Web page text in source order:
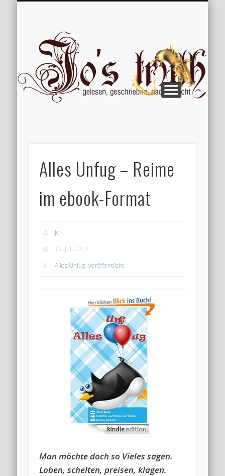
Alles Unfug – Reime
im ebook-Format
Jo
12. Juli 2012
Alles Unfug,Veröffentlicht
Man möchte doch so Vieles sagen.
Loben, schelten, preisen, klagen.